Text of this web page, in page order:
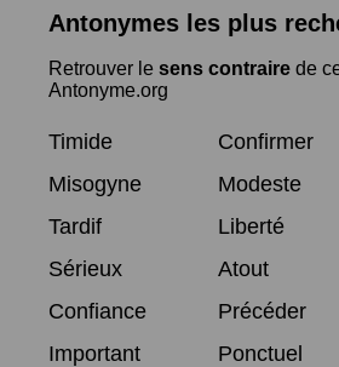
Antonymes les plus
Retrouver le sens contraire de
Antonyme.org
Timide
Confirmer
Misogyne
Modeste
Tardif
Liberté
Sérieux
Atout
Confiance
Précéder
Important
Ponctuel